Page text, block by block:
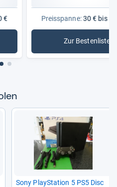
€ Preisspanne:30 € bis
Zur Bestenliste
:
Sony Play­Sta­tion 5 PS5 Disc